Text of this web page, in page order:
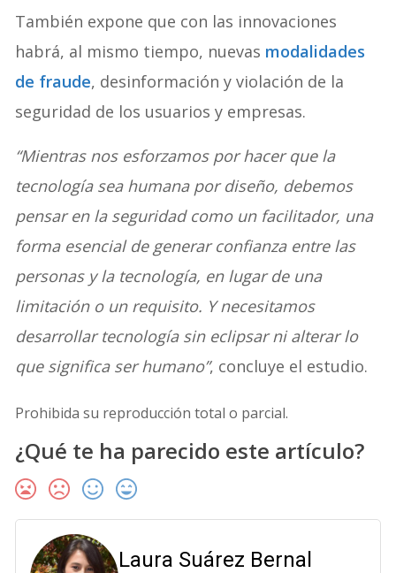
También expone que con las innovaciones
habrá, al mismo tiempo, nuevas modalidades
de fraude, desinformación y violación de la
seguridad de los usuarios y empresas.
“Mientras nos esforzamos por hacer que la
tecnología sea humana por diseño, debemos
pensar en la seguridad como un facilitador, una
forma esencial de generar confianza entre las
personas y la tecnología, en lugar de una
limitación o un requisito. Y necesitamos
desarrollar tecnología sin eclipsar ni alterar lo
que significa ser humano”, concluye el estudio.
Prohibida su reproducción total o parcial.
¿Qué te ha parecido este artículo?
Laura Suárez Bernal